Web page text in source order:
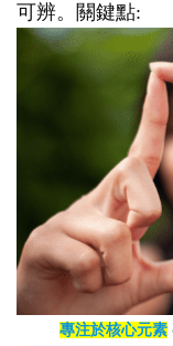
可辨。關鍵點:
專注於核心元素